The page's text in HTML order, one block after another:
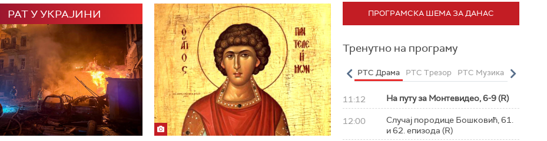
РАТ У УКРАЈИНИ ПРОГРАМСКА ШЕМА ЗА ДАНАС
Тренутно на програму
РТС Класика РТС Коло РТС Полетарац РТС Драма РТС Трезор РТС Музика РТС
11:12 На путу за Монтевидео, 6-9 (R)
12:00
Случај породице Бошковић, 61.
и 62. епизода (R)